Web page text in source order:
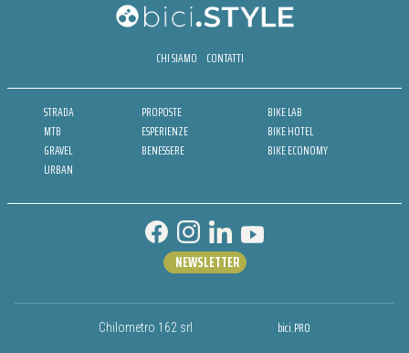
CHI SIAMO CONTATTI
STRADA
MTB
GRAVEL
URBAN
PROPOSTE
ESPERIENZE
BENESSERE
BIKE LAB
BIKE HOTEL
BIKE ECONOMY
Chilometro 162 srl bici.PRO
NEWSLETTER